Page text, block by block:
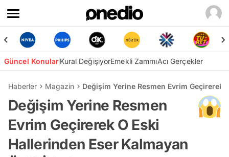
Güncel KonularKural DeğişiyorEmekli ZammıAcı Gerçekler
Haberler Magazin Değişim Yerine Resmen Evrim Geçirerek
Değişim Yerine Resmen
Evrim Geçirerek O Eski
Hallerinden Eser Kalmayan